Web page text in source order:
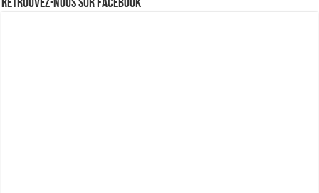
Retrouvez-nous sur Facebook